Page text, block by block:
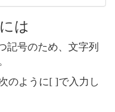
は
記号のため、文字列
のように[ ]で入力し